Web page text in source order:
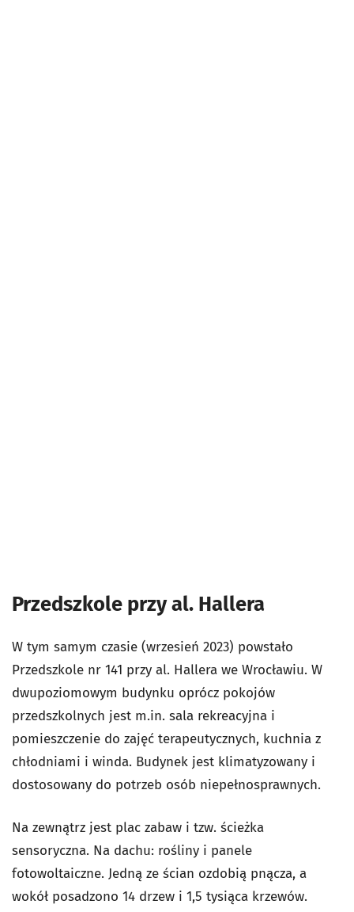
Przedszkole przy al. Hallera
W tym samym czasie (wrzesień 2023) powstało
Przedszkole nr 141 przy al. Hallera we Wrocławiu. W
dwupoziomowym budynku oprócz pokojów
przedszkolnych jest m.in. sala rekreacyjna i
pomieszczenie do zajęć terapeutycznych, kuchnia z
chłodniami i winda. Budynek jest klimatyzowany i
dostosowany do potrzeb osób niepełnosprawnych.
Na zewnątrz jest plac zabaw i tzw. ścieżka
sensoryczna. Na dachu: rośliny i panele
fotowoltaiczne. Jedną ze ścian ozdobią pnącza, a
wokół posadzono 14 drzew i 1,5 tysiąca krzewów.